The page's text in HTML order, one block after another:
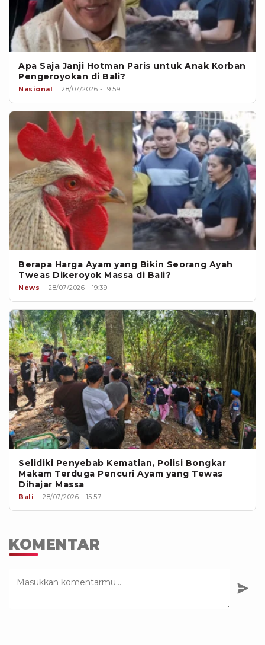
Apa Saja Janji Hotman Paris untuk Anak Korban
Pengeroyokan di Bali?
Nasional 28/07/2026 - 19:59
Berapa Harga Ayam yang Bikin Seorang Ayah
Tweas Dikeroyok Massa di Bali?
News 28/07/2026 - 19:39
Selidiki Penyebab Kematian, Polisi Bongkar
Makam Terduga Pencuri Ayam yang Tewas
Dihajar Massa
Bali 28/07/2026 - 15:57
KOMENTAR